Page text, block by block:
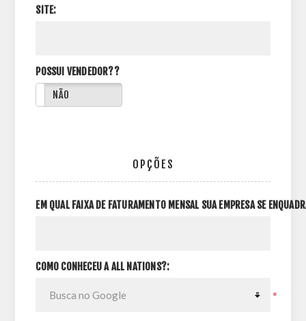
SITE:
POSSUI VENDEDOR??
NÃO
OPÇÕES
EM QUAL FAIXA DE FATURAMENTO MENSAL SUA EMPRESA SE
COMO CONHECEU A ALL NATIONS?:
*